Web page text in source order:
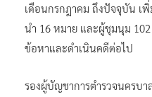
เดือนกรกฎาคม ถึงปัจจุบัน เ
นำ 16 หมาย และผู้ชุมนุม 102
ข้อหาและดำเนินคดีต่อไป
รองผู้บัญชาการตำรวจนครบ